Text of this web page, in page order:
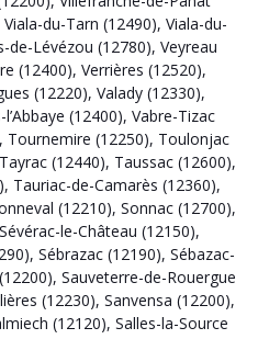
Viala-du-Tarn (12490), Viala-du-
de-Lévézou (12780), Veyreau
(12400), Verrières (12520),
(12220), Valady (12330),
l’Abbaye (12400), Vabre-Tizac
, Tournemire (12250), Toulonjac
Tayrac (12440), Taussac (12600),
, Tauriac-de-Camarès (12360),
(12210), Sonnac (12700),
Sévérac-le-Château (12150),
, Sébrazac (12190), Sébazac-
, Sauveterre-de-Rouergue
(12230), Sanvensa (12200),
(12120), Salles-la-Source